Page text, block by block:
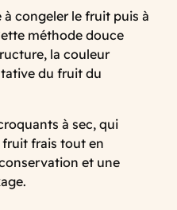
congeler le fruit puis à
méthode douce
la couleur
du fruit du
à sec, qui
frais tout en
et une